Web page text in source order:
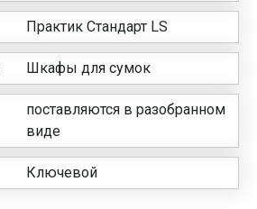
Практик Стандарт LS
Шкафы для сумок
поставляются в разобранном
виде
Ключевой